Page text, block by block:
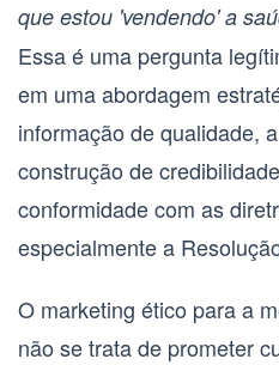
que estou 'vendendo' a
Essa é uma pergunta
em uma abordagem
informação de qualidade,
construção de
conformidade com as
especialmente a
O marketing ético para a
não se trata de prometer